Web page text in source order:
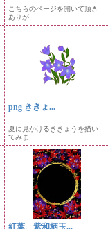
こちらのページを開いて頂き
ありが...
png ききょ...
夏に見かけるききょうを描い
てみま...